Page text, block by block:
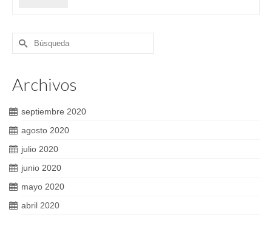
Buscar
por:
Archivos
septiembre 2020
agosto 2020
julio 2020
junio 2020
mayo 2020
abril 2020